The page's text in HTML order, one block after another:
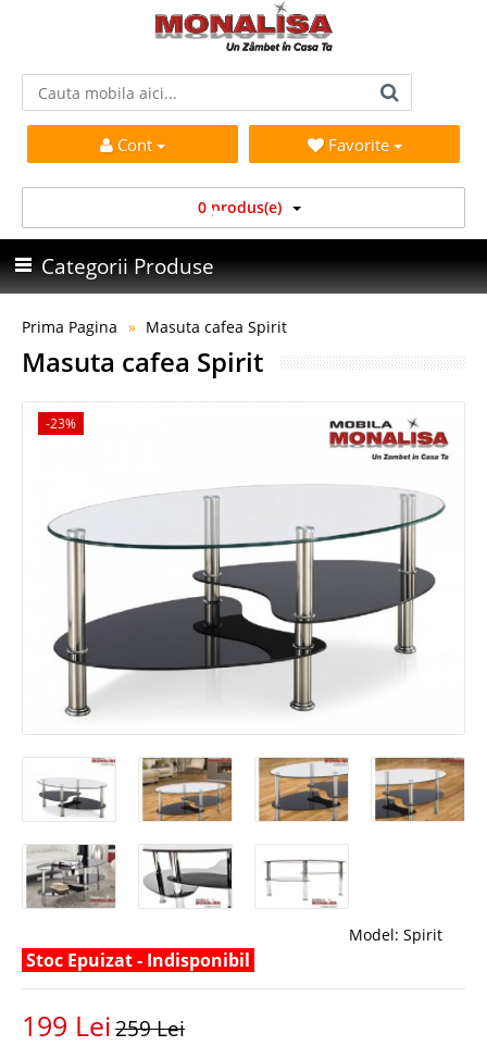
Cont Favorite
0 produs(e)
Categorii Produse
Prima Pagina Masuta cafea Spirit
Masuta cafea Spirit
-23%
Model: Spirit
Stoc Epuizat - Indisponibil
199 Lei259 Lei